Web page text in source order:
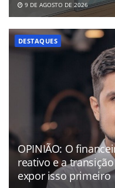
9 DE AGOSTO DE 2026
DESTAQUES
OPINIÃO: O
reativo e a
expor isso primeiro